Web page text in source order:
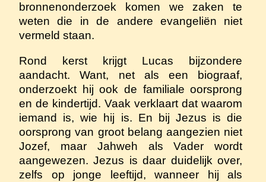
bronnenonderzoek komen we zaken te
weten die in de andere evangeliën niet
vermeld staan.
Rond kerst krijgt Lucas bijzondere
aandacht. Want, net als een biograaf,
onderzoekt hij ook de familiale oorsprong
en de kindertijd. Vaak verklaart dat waarom
iemand is, wie hij is. En bij Jezus is die
oorsprong van groot belang aangezien niet
Jozef, maar Jahweh als Vader wordt
aangewezen. Jezus is daar duidelijk over,
zelfs op jonge leeftijd, wanneer hij als